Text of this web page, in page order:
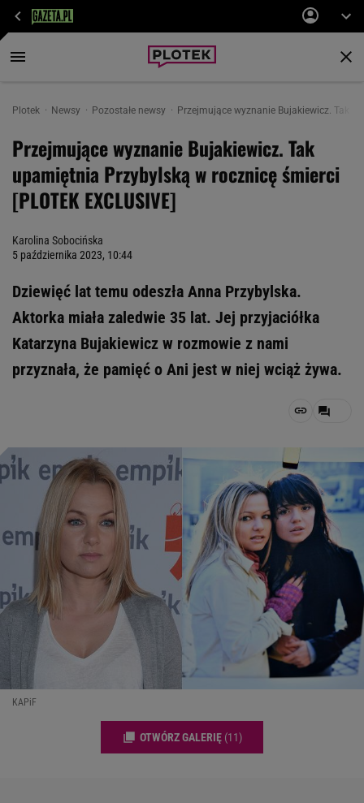
Plotek Newsy Pozostałe newsy Przejmujące wyznanie Bujakiewicz. Tak
Przejmujące wyznanie Bujakiewicz. Tak
upamiętnia Przybylską w rocznicę śmierci
[PLOTEK EXCLUSIVE]
Karolina Sobocińska
5 października 2023, 10:44
Dziewięć lat temu odeszła Anna Przybylska.
Aktorka miała zaledwie 35 lat. Jej przyjaciółka
Katarzyna Bujakiewicz w rozmowie z nami
przyznała, że pamięć o Ani jest w niej wciąż żywa.
KAPiF
OTWÓRZ GALERIĘ (11)